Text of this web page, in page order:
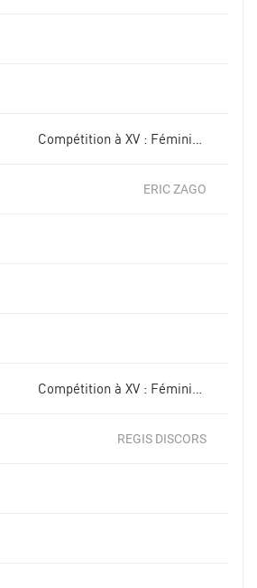
Compétition à XV : Féminin +18 ans
ERIC ZAGO
Compétition à XV : Féminin -18 ans
REGIS DISCORS